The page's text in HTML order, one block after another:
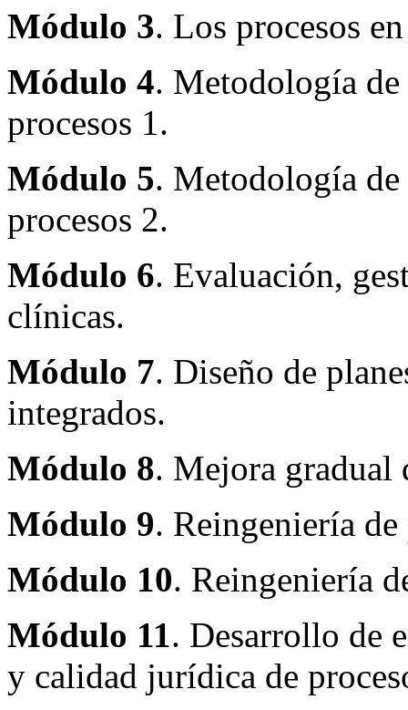
Módulo 3. Los procesos
Módulo 4. Metodología
procesos 1.
Módulo 5. Metodología
procesos 2.
Módulo 6. Evaluación,
clínicas.
Módulo 7. Diseño de
integrados.
Módulo 8. Mejora gradual
Módulo 9. Reingeniería de
Módulo 10. Reingeniería
Módulo 11. Desarrollo de
y calidad jurídica de